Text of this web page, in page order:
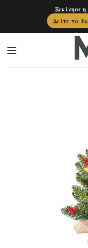
Ξεκίνησε
Δείτε τα